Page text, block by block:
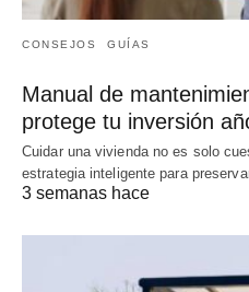
CONSEJOS GUÍAS
Manual de
protege tu inversión
Cuidar una vivienda no es solo
estrategia inteligente para
3 semanas hace